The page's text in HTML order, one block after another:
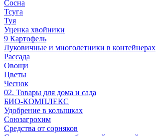
Сосна
Тсуга
Туя
Уценка хвойники
9 Картофель
Луковичные и многолетники в контейнерах
Рассада
Овощи
Цветы
Чеснок
02. Товары для дома и сада
БИО-КОМПЛЕКС
Удобрение в колышках
Союзагрохим
Средства от сорняков